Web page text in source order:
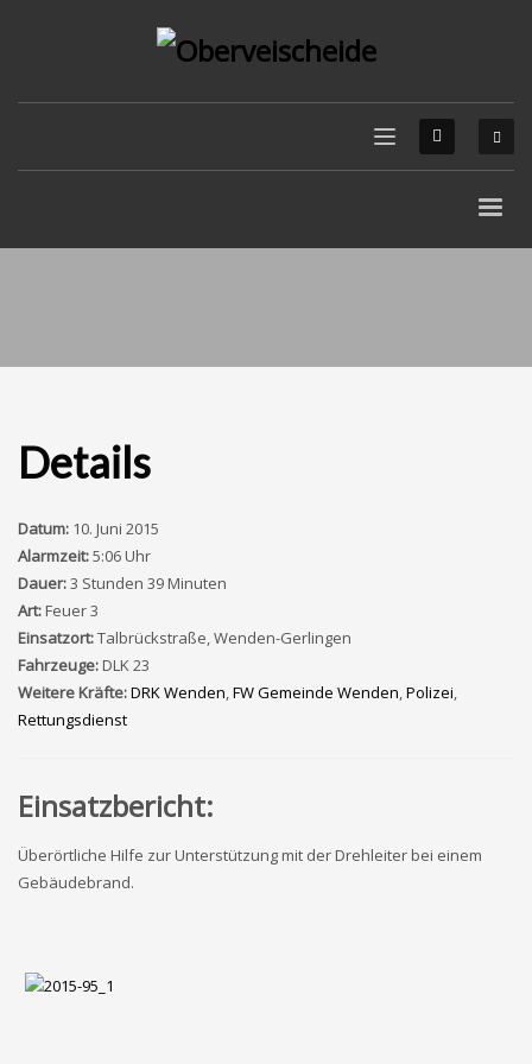
Details
Datum: 10. Juni 2015
Alarmzeit:5:06 Uhr
Dauer:3 Stunden 39 Minuten
Art:Feuer 3
Einsatzort:Talbrückstraße, Wenden-Gerlingen
Fahrzeuge:DLK 23
Weitere Kräfte:DRK Wenden,FW Gemeinde Wenden,Polizei,
Rettungsdienst
Einsatzbericht:
Überörtliche Hilfe zur Unterstützung mit der Drehleiter bei einem
Gebäudebrand.